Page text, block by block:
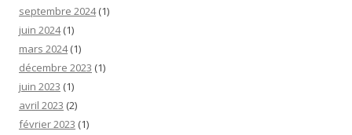
septembre 2024(1)
juin 2024(1)
mars 2024(1)
décembre 2023 (1)
juin 2023 (1)
avril 2023 (2)
février 2023 (1)